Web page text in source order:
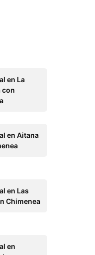
en La
con
en Aitana
en Las
Chimenea
en